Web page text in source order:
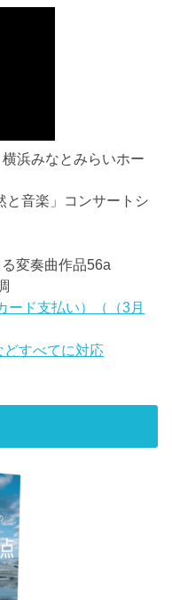
浜みなとみらいホー
と音楽」コンサートシ
変奏曲作品56a
ード支払い）（（3月
どすべてに対応